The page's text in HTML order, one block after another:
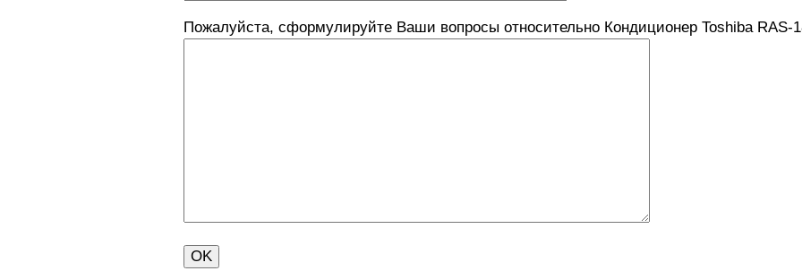
Пожалуйста, сформулируйте Ваши вопросы относительно Кондиционер Toshiba RAS-